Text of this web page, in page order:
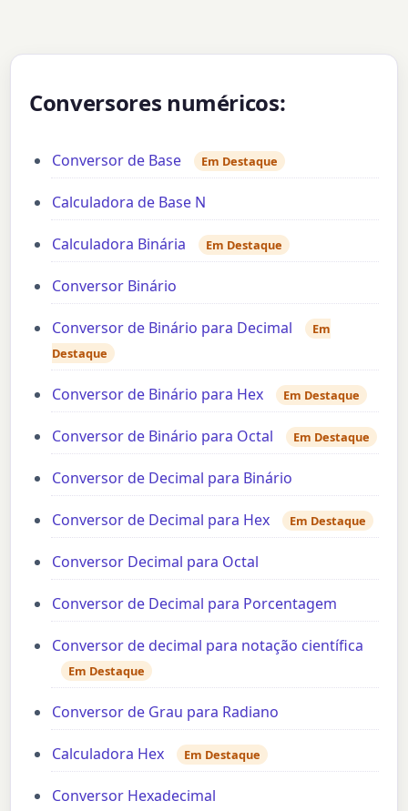
Conversores numéricos:
Conversor de Base Em Destaque
Calculadora de Base N
Calculadora Binária Em Destaque
Conversor Binário
Conversor de Binário para Decimal
Em
Destaque
Conversor de Binário para Hex Em Destaque
Conversor de Binário para Octal Em Destaque
Conversor de Decimal para Binário
Conversor de Decimal para Hex Em Destaque
Conversor Decimal para Octal
Conversor de Decimal para Porcentagem
Conversor de decimal para notação científica
Em Destaque
Conversor de Grau para Radiano
Calculadora Hex Em Destaque
Conversor Hexadecimal